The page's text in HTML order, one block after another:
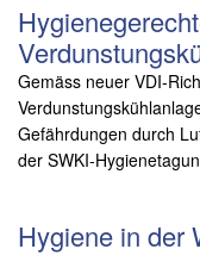
Gemäss neuer VDI-
Gefährdungen durch
der SWKI-
Hygiene in der